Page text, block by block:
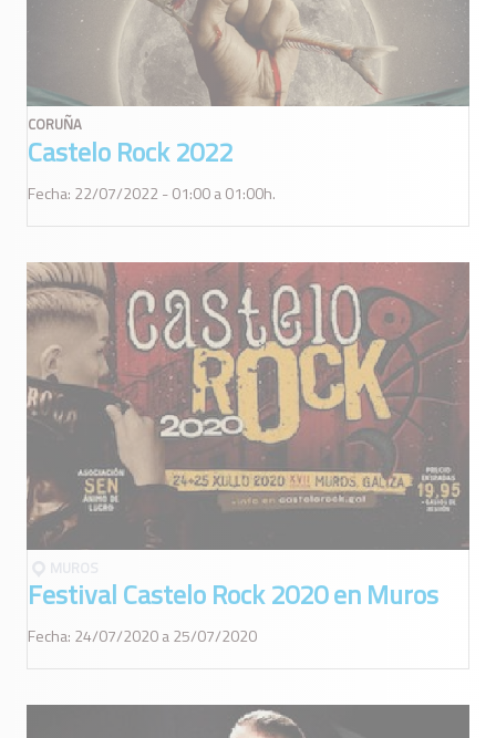
CORUÑA
Castelo Rock 2022
Fecha: 22/07/2022 - 01:00 a 01:00h.
Festival Castelo Rock 2020 en Muros
Fecha: 24/07/2020 a 25/07/2020